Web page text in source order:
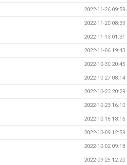
2022-11-26 09:59
2022-11-20 08:39
2022-11-13 01:31
2022-11-06 19:43
2022-10-30 20:45
2022-10-27 08:14
2022-10-23 20:29
2022-10-23 16:10
2022-10-16 18:16
2022-10-09 12:59
2022-10-02 09:18
2022-09-25 12:20